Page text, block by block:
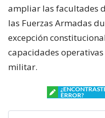
ampliar las facultades
las Fuerzas Armadas
excepción
capacidades
militar.
ERROR?